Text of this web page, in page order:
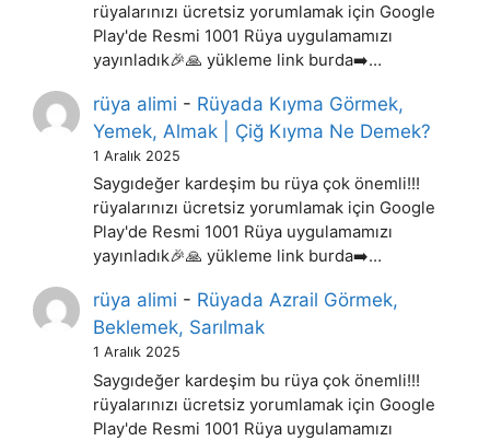
rüyalarınızı ücretsiz yorumlamak için Google
Play'de Resmi 1001 Rüya uygulamamızı
yayınladık🎉🙏 yükleme link burda➡️…
rüya alimi - Rüyada Kıyma Görmek,
Yemek, Almak | Çiğ Kıyma Ne Demek?
1 Aralık 2025
Saygıdeğer kardeşim bu rüya çok önemli!!!
rüyalarınızı ücretsiz yorumlamak için Google
Play'de Resmi 1001 Rüya uygulamamızı
yayınladık🎉🙏 yükleme link burda➡️…
rüya alimi - Rüyada Azrail Görmek,
Beklemek, Sarılmak
1 Aralık 2025
Saygıdeğer kardeşim bu rüya çok önemli!!!
rüyalarınızı ücretsiz yorumlamak için Google
Play'de Resmi 1001 Rüya uygulamamızı